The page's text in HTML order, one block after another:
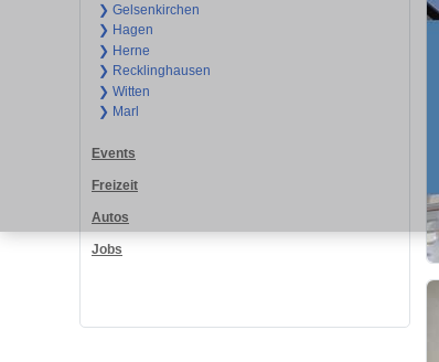
❯ Gelsenkirchen
❯ Hagen
❯ Herne
❯ Recklinghausen
❯ Witten
❯ Marl
Events
Freizeit
Autos
Jobs